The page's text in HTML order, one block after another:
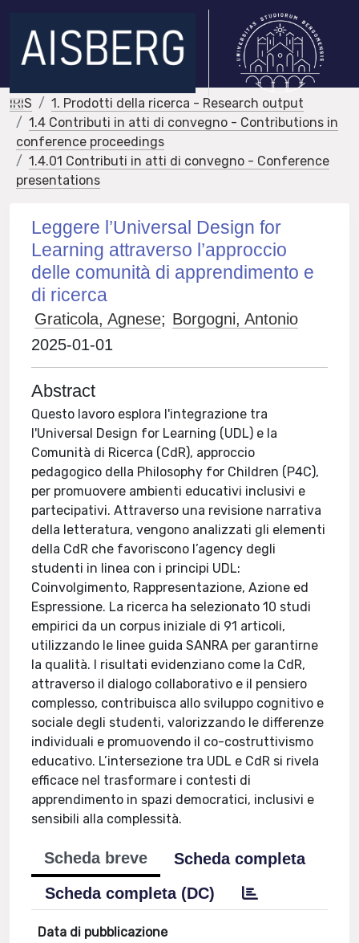
IRIS
1. Prodotti della ricerca - Research output
1.4 Contributi in atti di convegno - Contributions in
conference proceedings
1.4.01 Contributi in atti di convegno - Conference
presentations
Leggere l’Universal Design for
Learning attraverso l’approccio
delle comunità di apprendimento e
di ricerca
Graticola, Agnese; Borgogni, Antonio
2025-01-01
Abstract
Questo lavoro esplora l'integrazione tra
l'Universal Design for Learning (UDL) e la
Comunità di Ricerca (CdR), approccio
pedagogico della Philosophy for Children (P4C),
per promuovere ambienti educativi inclusivi e
partecipativi. Attraverso una revisione narrativa
della letteratura, vengono analizzati gli elementi
della CdR che favoriscono l’agency degli
studenti in linea con i principi UDL:
Coinvolgimento, Rappresentazione, Azione ed
Espressione. La ricerca ha selezionato 10 studi
empirici da un corpus iniziale di 91 articoli,
utilizzando le linee guida SANRA per garantirne
la qualità. I risultati evidenziano come la CdR,
attraverso il dialogo collaborativo e il pensiero
complesso, contribuisca allo sviluppo cognitivo e
sociale degli studenti, valorizzando le differenze
individuali e promuovendo il co-costruttivismo
educativo. L’intersezione tra UDL e CdR si rivela
efficace nel trasformare i contesti di
apprendimento in spazi democratici, inclusivi e
sensibili alla complessità.
Scheda breve
Scheda completa
Scheda completa (DC)
Data di pubblicazione